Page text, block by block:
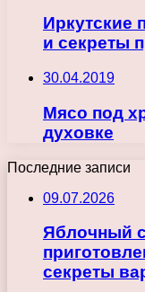
Иркутские
и секреты
30.04.2019
Мясо под
духовке
Последние записи
09.07.2026
Яблочный
секреты